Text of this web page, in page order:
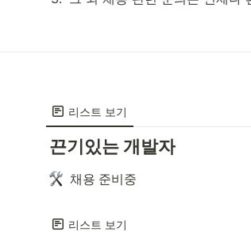
리스트 보기
끈기있는 개발자
채용 준비중
리스트 보기